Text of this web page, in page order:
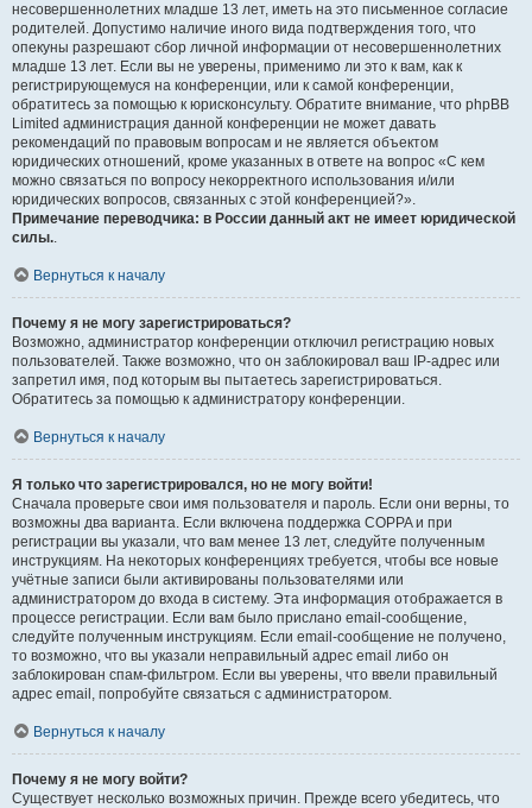
несовершеннолетних младше 13 лет, иметь на это письменное согласие
родителей. Допустимо наличие иного вида подтверждения того, что
опекуны разрешают сбор личной информации от несовершеннолетних
младше 13 лет. Если вы не уверены, применимо ли это к вам, как к
регистрирующемуся на конференции, или к самой конференции,
обратитесь за помощью к юрисконсульту. Обратите внимание, что phpBB
Limited администрация данной конференции не может давать
рекомендаций по правовым вопросам и не является объектом
юридических отношений, кроме указанных в ответе на вопрос «С кем
можно связаться по вопросу некорректного использования и/или
юридических вопросов, связанных с этой конференцией?».
Примечание переводчика: в России данный акт не имеет юридической
силы..
Вернуться к началу
Почему я не могу зарегистрироваться?
Возможно, администратор конференции отключил регистрацию новых
пользователей. Также возможно, что он заблокировал ваш IP-адрес или
запретил имя, под которым вы пытаетесь зарегистрироваться.
Обратитесь за помощью к администратору конференции.
Вернуться к началу
Я только что зарегистрировался, но не могу войти!
Сначала проверьте свои имя пользователя и пароль. Если они верны, то
возможны два варианта. Если включена поддержка COPPA и при
регистрации вы указали, что вам менее 13 лет, следуйте полученным
инструкциям. На некоторых конференциях требуется, чтобы все новые
учётные записи были активированы пользователями или
администратором до входа в систему. Эта информация отображается в
процессе регистрации. Если вам было прислано email-сообщение,
следуйте полученным инструкциям. Если email-сообщение не получено,
то возможно, что вы указали неправильный адрес email либо он
заблокирован спам-фильтром. Если вы уверены, что ввели правильный
адрес email, попробуйте связаться с администратором.
Вернуться к началу
Почему я не могу войти?
Существует несколько возможных причин. Прежде всего убедитесь, что